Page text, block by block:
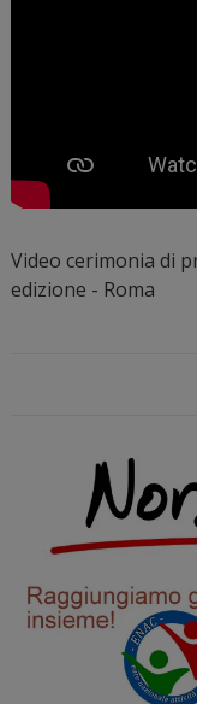
Video cerimonia di
edizione - Roma